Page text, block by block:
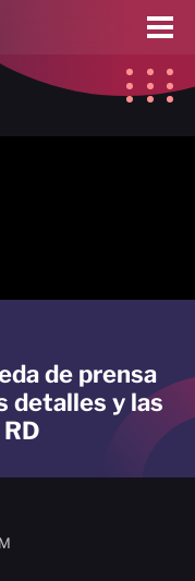
de prensa
detalles y las